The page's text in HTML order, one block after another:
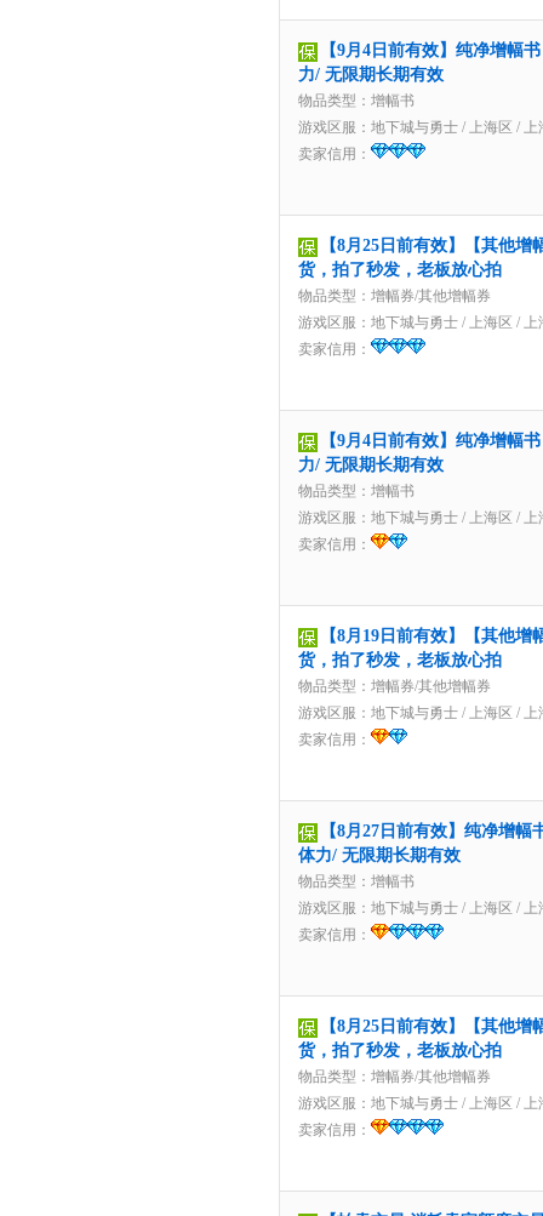
【9月4日前有效】纯净增幅
力/ 无限期长期有效
物品类型：增幅书
游戏区服： 地下城与勇士 / 上海区 / 上
卖家信用：
【8月25日前有效】【其他
货，拍了秒发，老板放心拍
物品类型：增幅券/其他增幅券
游戏区服： 地下城与勇士 / 上海区 / 上
卖家信用：
【9月4日前有效】纯净增幅
力/ 无限期长期有效
物品类型：增幅书
游戏区服： 地下城与勇士 / 上海区 / 上
卖家信用：
【8月19日前有效】【其他
货，拍了秒发，老板放心拍
物品类型：增幅券/其他增幅券
游戏区服： 地下城与勇士 / 上海区 / 上
卖家信用：
【8月27日前有效】纯净增
体力/ 无限期长期有效
物品类型：增幅书
游戏区服： 地下城与勇士 / 上海区 / 上
卖家信用：
【8月25日前有效】【其他
货，拍了秒发，老板放心拍
物品类型：增幅券/其他增幅券
游戏区服： 地下城与勇士 / 上海区 / 上
卖家信用：